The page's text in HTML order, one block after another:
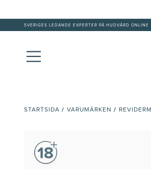
SVERIGES LEDANDE EXPERTER PÅ HUDVÅRD ONLINE
STARTSIDA / VARUMÄRKEN / REVIDERM